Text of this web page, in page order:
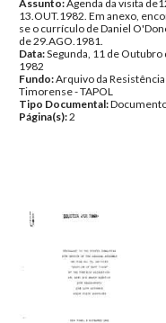
Assunto:Agenda da visita
13.OUT.1982. Em anexo,
se o currículo de Daniel
de 29.AGO.1981.
Data:Segunda, 11 de Outubro
1982
Fundo:Arquivo da Resistência
Timorense - TAPOL
Tipo Documental:
Página(s):2